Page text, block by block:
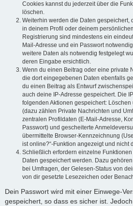
Cookies kannst du jederzeit über die
löschen.
Weiterhin werden die Daten gespeichert,
in deinem Profil oder deinem
Registrierung sind mindestens ein
Mail-Adresse und ein Passwort
weitere Daten als notwendig festgelegt
deren Eingabe ersichtlich.
Wenn du einen Beitrag oder eine private
die dort eingegebenen Daten ebenfalls
du einen Beitrag als Entwurf
auch deine IP-Adresse gespeichert. Die
folgenden Aktionen gespeichert:
(dazu zählen Private Nachrichten und
zentralen Profildaten (E-Mail-Adresse,
Passwort) und gescheiterte
übermittelte Browser-Kennzeichnung
ist online?“-Funktion angezeigt und nicht
Schließlich erfordern einzelne
Daten gespeichert werden. Dazu
bei Umfragen, der Gelesen-Status von
von dir gesetzte Lesezeichen oder
Dein Passwort wird mit einer Einwege-
gespeichert, so dass es sicher ist.